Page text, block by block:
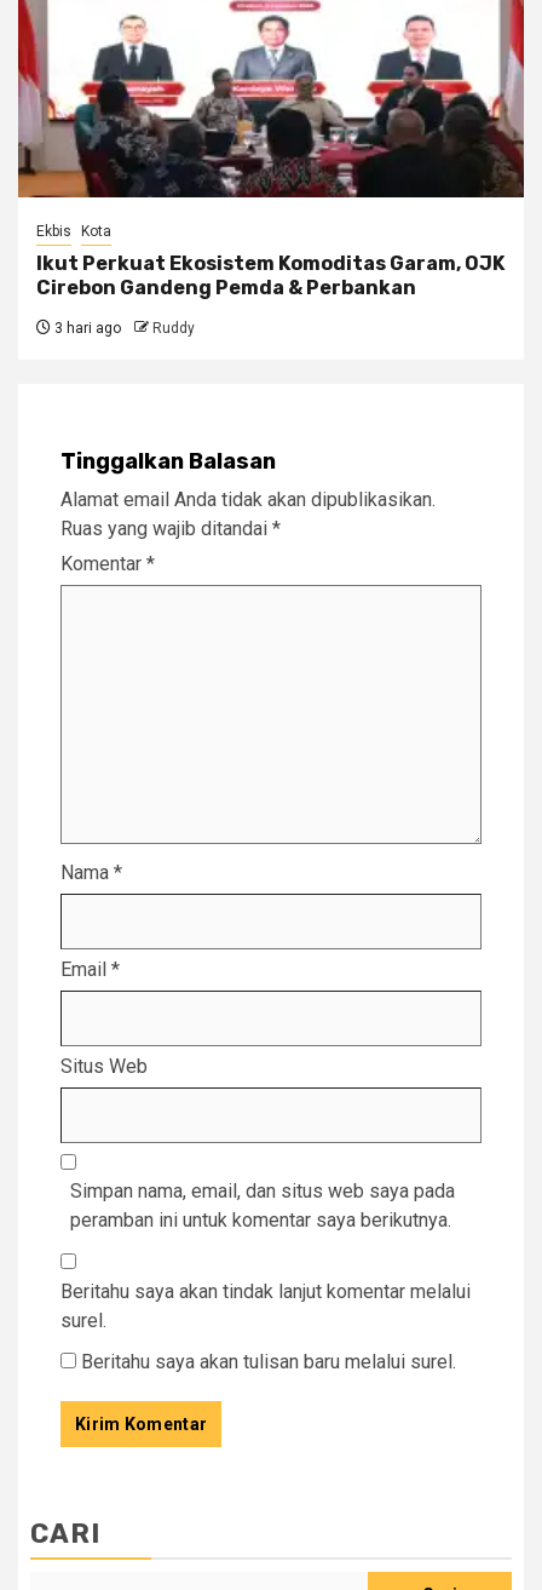
Ekbis Kota
Ikut Perkuat Ekosistem Komoditas Garam, OJK
Cirebon Gandeng Pemda & Perbankan
3 hari ago Ruddy
Tinggalkan Balasan
Alamat email Anda tidak akan dipublikasikan.
Ruas yang wajib ditandai *
Komentar *
Nama *
Email *
Situs Web
Simpan nama, email, dan situs web saya pada
peramban ini untuk komentar saya berikutnya.
Beritahu saya akan tindak lanjut komentar melalui
surel.
Beritahu saya akan tulisan baru melalui surel.
CARI